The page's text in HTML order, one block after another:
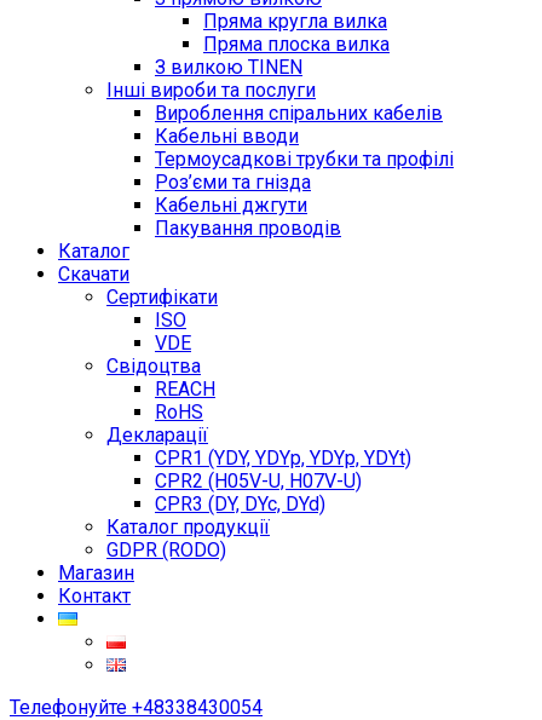
Пряма кругла вилка
Пряма плоска вилка
З вилкою TINEN
Інші вироби та послуги
Вироблення спіральних кабелів
Кабельні вводи
Термоусадкові трубки та профілі
Роз’єми та гнізда
Кабельні джгути
Пакування проводів
Каталог
Скачати
Сертифікати
ISO
VDE
Свідоцтва
REACH
RoHS
Декларації
CPR1 (YDY, YDYp, YDYp, YDYt)
CPR2 (H05V-U, H07V-U)
CPR3 (DY, DYc, DYd)
Каталог продукції
GDPR (RODO)
Магазин
Контакт
Телефонуйте +48338430054